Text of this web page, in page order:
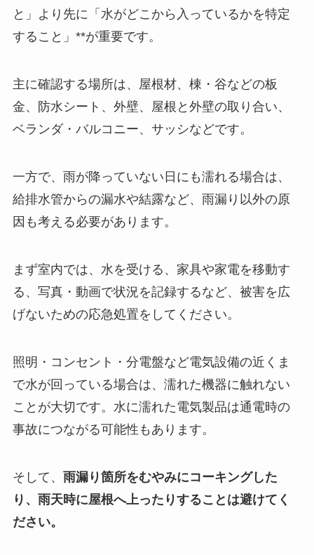
と」より先に「水がどこから入っているかを特定
すること」**が重要です。
主に確認する場所は、屋根材、棟・谷などの板
金、防水シート、外壁、屋根と外壁の取り合い、
ベランダ・バルコニー、サッシなどです。
一方で、雨が降っていない日にも濡れる場合は、
給排水管からの漏水や結露など、雨漏り以外の原
因も考える必要があります。
まず室内では、水を受ける、家具や家電を移動す
る、写真・動画で状況を記録するなど、被害を広
げないための応急処置をしてください。
照明・コンセント・分電盤など電気設備の近くま
で水が回っている場合は、濡れた機器に触れない
ことが大切です。水に濡れた電気製品は通電時の
事故につながる可能性もあります。
そして、 雨漏り箇所をむやみにコーキングした
り、雨天時に屋根へ上ったりすることは避けてく
ださい。